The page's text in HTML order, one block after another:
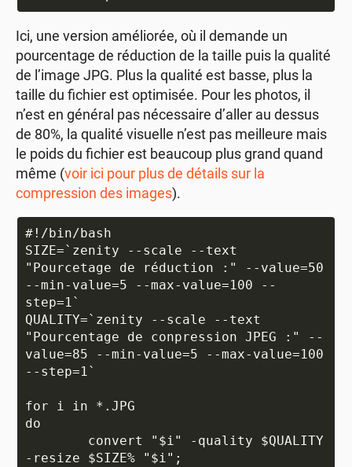
Ici, une version améliorée, où il demande un
pourcentage de réduction de la taille puis la qualité
de l’image JPG. Plus la qualité est basse, plus la
taille du fichier est optimisée. Pour les photos, il
n’est en général pas nécessaire d’aller au dessus
de 80%, la qualité visuelle n’est pas meilleure mais
le poids du fichier est beaucoup plus grand quand
même (voir ici pour plus de détails sur la
compression des images).
#!/bin/bash
SIZE=`zenity --scale --text
"Pourcetage de réduction :" --value=50
--min-value=5 --max-value=100 --
step=1`
QUALITY=`zenity --scale --text
"Pourcentage de conpression JPEG :" --
value=85 --min-value=5 --max-value=100
--step=1`
for i in *.JPG
do
-resize $SIZE% "$i";